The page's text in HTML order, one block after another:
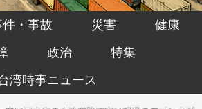
件・事故 災害
健康
政治
特集
湾時事ニュース